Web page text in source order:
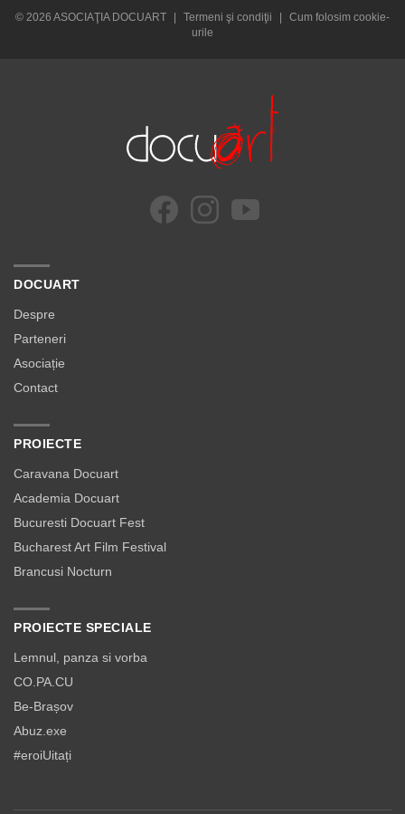
© 2026 ASOCIAŢIA DOCUART | Termeni şi condiţii |
Cum folosim cookie-
urile
DOCUART
Despre
Parteneri
Asociație
Contact
PROIECTE
Caravana Docuart
Academia Docuart
Bucuresti Docuart Fest
Bucharest Art Film Festival
Brancusi Nocturn
PROIECTE SPECIALE
Lemnul, panza si vorba
CO.PA.CU
Be-Brașov
Abuz.exe
#eroiUitați